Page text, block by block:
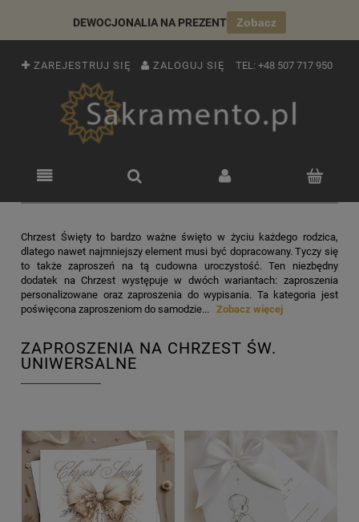
DEWOCJONALIA NA PREZENT Zobacz
ZAREJESTRUJ SIĘ ZALOGUJ SIĘ TEL: +48 507 717 950
Chrzest Święty to bardzo ważne święto w życiu każdego rodzica,
dlatego nawet najmniejszy element musi być dopracowany. Tyczy się
to także zaproszeń na tą cudowna uroczystość. Ten niezbędny
dodatek na Chrzest występuje w dwóch wariantach: zaproszenia
personalizowane oraz zaproszenia do wypisania. Ta kategoria jest
poświęcona zaproszeniom do samodzie... Zobacz więcej
ZAPROSZENIA NA CHRZEST ŚW.
UNIWERSALNE